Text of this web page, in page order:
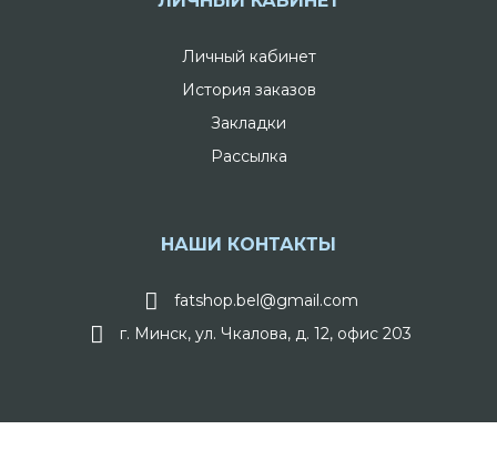
Личный кабинет
История заказов
Закладки
Рассылка
НАШИ КОНТАКТЫ
fatshop.bel@gmail.com
г. Минск, ул. Чкалова, д. 12, офис 203